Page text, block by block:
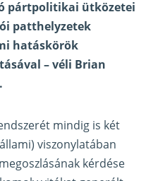
pártpolitikai ütközetei
patthelyzetek
hatáskörök
–véli Brian
.
mindig is két
viszonylatában
kérdése